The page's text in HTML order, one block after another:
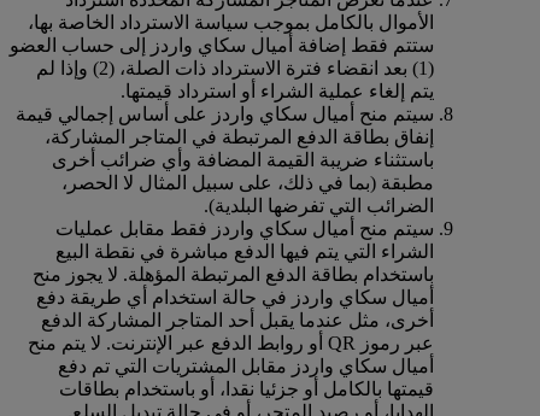
الأموال بالكامل بموجب سياسة الاسترداد الخاصة بها،
ستتم فقط إضافة أميال سكاي واردز إلى حساب العضو
(1) بعد انقضاء فترة الاسترداد ذات الصلة، (2) وإذا لم
يتم إلغاء عملية الشراء أو استرداد قيمتها.
سيتم منح أميال سكاي واردز على أساس إجمالي قيمة
إنفاق بطاقة الدفع المرتبطة في المتاجر المشاركة،
باستثناء ضريبة القيمة المضافة وأي ضرائب أخرى
مطبقة (بما في ذلك، على سبيل المثال لا الحصر،
الضرائب التي تفرضها البلدية).
سيتم منح أميال سكاي واردز فقط مقابل عمليات
الشراء التي يتم فيها الدفع مباشرة في نقطة البيع
باستخدام بطاقة الدفع المرتبطة المؤهلة. لا يجوز منح
أميال سكاي واردز في حالة استخدام أي طريقة دفع
أخرى، مثل عندما يقبل أحد المتاجر المشاركة الدفع
عبر رموز QR أو روابط الدفع عبر الإنترنت. لا يتم منح
أميال سكاي واردز مقابل المشتريات التي تم دفع
قيمتها بالكامل أو جزئيا نقدا، أو باستخدام بطاقات
الهدايا، أو رصيد المتجر، أو في حالة تبديل السلع.